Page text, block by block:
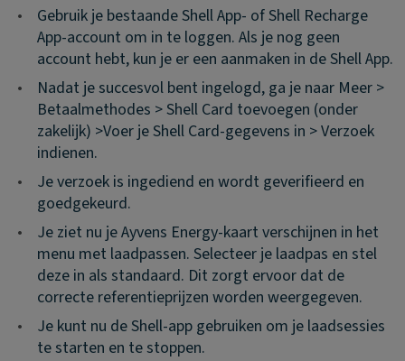
•
Gebruik je bestaande Shell App- of Shell Recharge
App-account om in te loggen. Als je nog geen
account hebt, kun je er een aanmaken in de Shell App.
•
Nadat je succesvol bent ingelogd, ga je naar Meer >
Betaalmethodes > Shell Card toevoegen (onder
zakelijk) >Voer je Shell Card-gegevens in > Verzoek
indienen.
•
Je verzoek is ingediend en wordt geverifieerd en
goedgekeurd.
•
Je ziet nu je Ayvens Energy-kaart verschijnen in het
menu met laadpassen. Selecteer je laadpas en stel
deze in als standaard. Dit zorgt ervoor dat de
correcte referentieprijzen worden weergegeven.
•
Je kunt nu de Shell-app gebruiken om je laadsessies
te starten en te stoppen.